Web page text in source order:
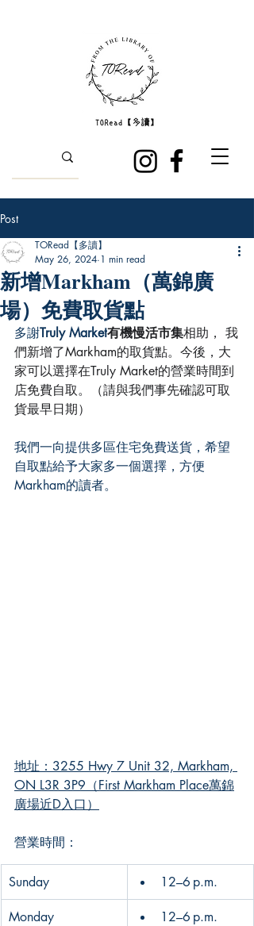
Post
新增Markham（萬錦廣
場）免費取貨點
TORead【多讀】
May 26, 2024 1 min read
多謝Truly Market有機慢活市集相助， 我
們新增了Markham的取貨點。今後，大
家可以選擇在Truly Market的營業時間到
店免費自取。（請與我們事先確認可取
貨最早日期）
我們一向提供多區住宅免費送貨，希望
自取點給予大家多一個選擇，方便
Markham的讀者。
地址：3255 Hwy 7 Unit 32, Markham,
ON L3R 3P9（First Markham Place萬錦
廣場近D入口）
營業時間：
Sunday 12–6 p.m.
Monday 12–6 p.m.